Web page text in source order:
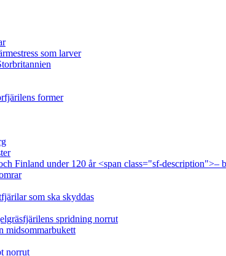
som larver
former
Finland under 120 år <span class="sf-description">–
som ska skyddas
spridning norrut
midsommarbukett
norrut